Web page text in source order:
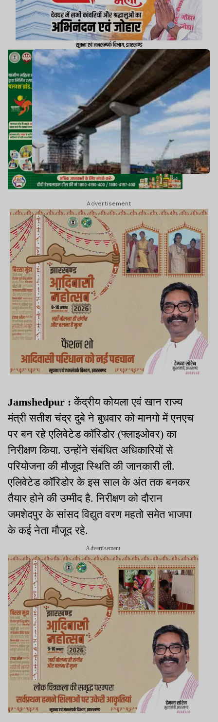
Advertisement
Jamshedpur : केंद्रीय कोयला एवं खान राज्य
मंत्री सतीश चंद्र दुबे ने बुधवार को मानगो में एनएच
पर बन रहे एलिवेटेड कॉरिडोर (फ्लाइओवर) का
निरीक्षण किया. उन्होंने संबंधित अधिकारियों से
परियोजना की मौजूदा स्थिति की जानकारी ली.
एलिवेटेड कॉरिडोर के इस साल के अंत तक बनकर
तैयार होने की उम्मीद है. निरीक्षण को दौरान
जमशेदपुर के सांसद विद्युत वरण महतो समेत भाजपा
के कई नेता मौजूद रहे.
Advertisement